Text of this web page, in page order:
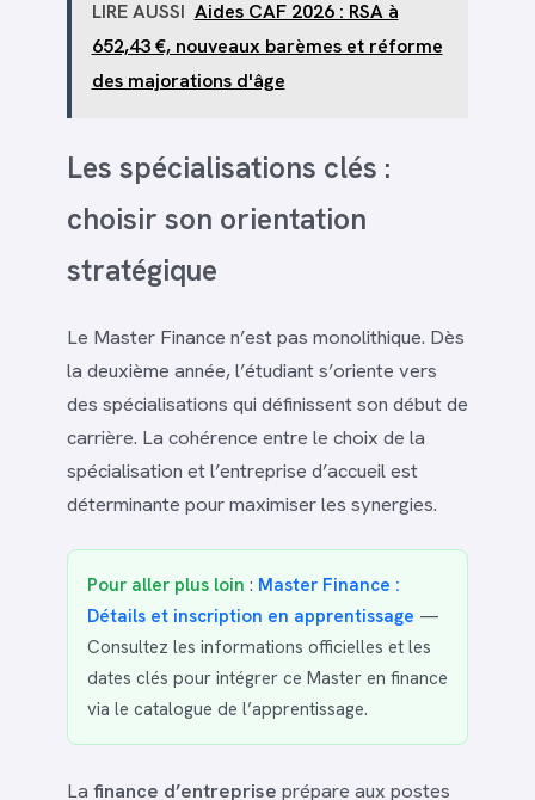
LIRE AUSSI Aides CAF 2026 : RSA à
652,43 €, nouveaux barèmes et réforme
des majorations d'âge
Les spécialisations clés :
choisir son orientation
stratégique
Le Master Finance n’est pas monolithique. Dès
la deuxième année, l’étudiant s’oriente vers
des spécialisations qui définissent son début de
carrière. La cohérence entre le choix de la
spécialisation et l’entreprise d’accueil est
déterminante pour maximiser les synergies.
Pour aller plus loin : Master Finance :
Détails et inscription en apprentissage —
Consultez les informations officielles et les
dates clés pour intégrer ce Master en finance
via le catalogue de l’apprentissage.
La finance d’entreprise prépare aux postes